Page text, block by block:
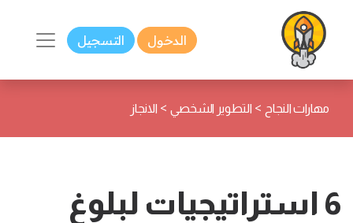
الدخول التسجيل
مهارات النجاح > التطوير الشخصي > الانجاز
6 استراتيجيات لبلوغ